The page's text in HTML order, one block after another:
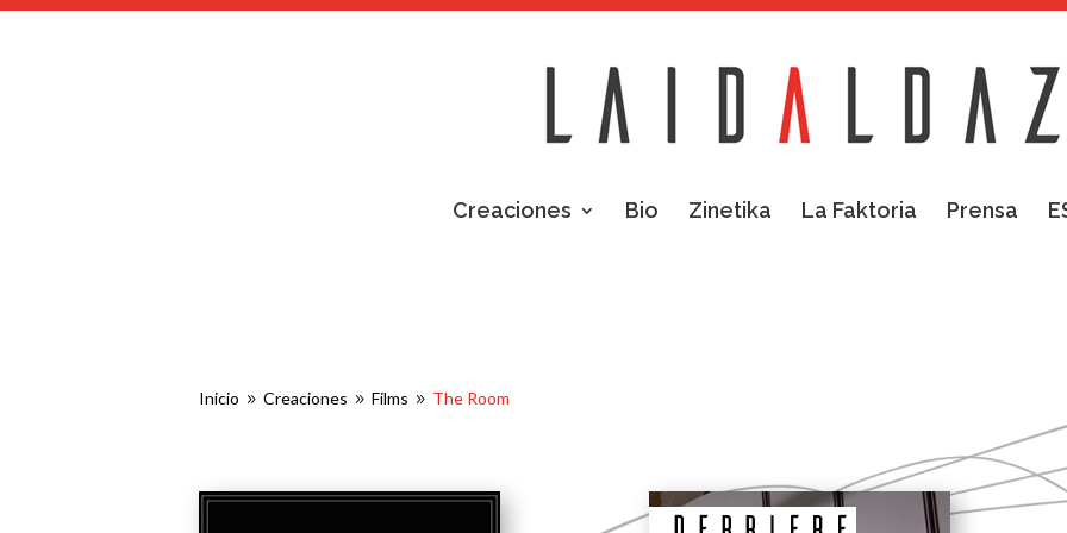
Creaciones Bio Zinetika La Faktoria Prensa
Inicio 9 Creaciones 9 Films 9 The Room